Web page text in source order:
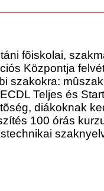
fõiskolai,
Központja
szakokra:
Teljes és
diákoknak
100 órás